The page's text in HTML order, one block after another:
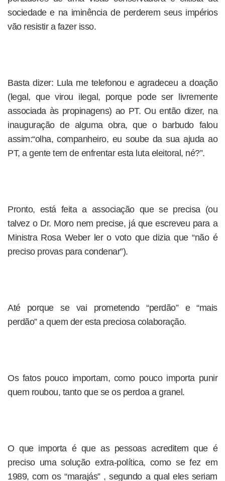
sociedade e na iminência de perderem seus impérios
vão resistir a fazer isso.
Basta dizer: Lula me telefonou e agradeceu a doação
(legal, que virou ilegal, porque pode ser livremente
associada às propinagens) ao PT. Ou então dizer, na
inauguração de alguma obra, que o barbudo falou
assim:“olha, companheiro, eu soube da sua ajuda ao
PT, a gente tem de enfrentar esta luta eleitoral, né?”.
Pronto, está feita a associação que se precisa (ou
talvez o Dr. Moro nem precise, já que escreveu para a
Ministra Rosa Weber ler o voto que dizia que “não é
preciso provas para condenar”).
Até porque se vai prometendo “perdão” e “mais
perdão” a quem der esta preciosa colaboração.
Os fatos pouco importam, como pouco importa punir
quem roubou, tanto que se os perdoa a granel.
O que importa é que as pessoas acreditem que é
preciso uma solução extra-política, como se fez em
1989, com os “marajás” , segundo a qual eles seriam